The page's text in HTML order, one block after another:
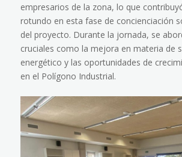
empresarios de la zona, lo que
rotundo en esta fase de concienciación
del proyecto. Durante la jornada, se
cruciales como la mejora en materia de
energético y las oportunidades de
en el Polígono Industrial.